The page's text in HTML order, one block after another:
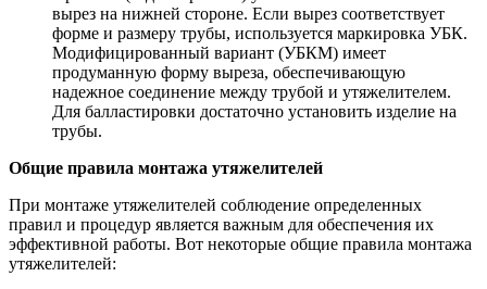
вырез на нижней стороне. Если вырез соответствует
форме и размеру трубы, используется маркировка УБК.
Модифицированный вариант (УБКМ) имеет
продуманную форму выреза, обеспечивающую
надежное соединение между трубой и утяжелителем.
Для балластировки достаточно установить изделие на
трубы.
Общие правила монтажа утяжелителей
При монтаже утяжелителей соблюдение определенных
правил и процедур является важным для обеспечения их
эффективной работы. Вот некоторые общие правила монтажа
утяжелителей: